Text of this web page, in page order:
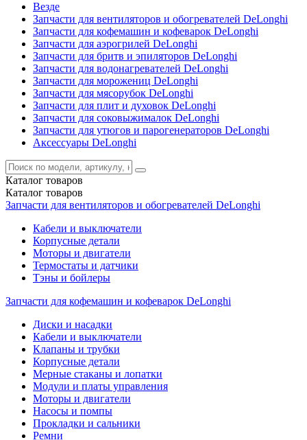
Везде
Запчасти для вентиляторов и обогревателей DeLonghi
Запчасти для кофемашин и кофеварок DeLonghi
Запчасти для аэрогрилей DeLonghi
Запчасти для бритв и эпиляторов DeLonghi
Запчасти для водонагревателей DeLonghi
Запчасти для морожениц DeLonghi
Запчасти для мясорубок DeLonghi
Запчасти для плит и духовок DeLonghi
Запчасти для соковыжималок DeLonghi
Запчасти для утюгов и парогенераторов DeLonghi
Аксессуары DeLonghi
Каталог товаров
Каталог товаров
Запчасти для вентиляторов и обогревателей DeLonghi
Кабели и выключатели
Корпусные детали
Моторы и двигатели
Термостаты и датчики
Тэны и бойлеры
Запчасти для кофемашин и кофеварок DeLonghi
Диски и насадки
Кабели и выключатели
Клапаны и трубки
Корпусные детали
Мерные стаканы и лопатки
Модули и платы управления
Моторы и двигатели
Насосы и помпы
Прокладки и сальники
Ремни